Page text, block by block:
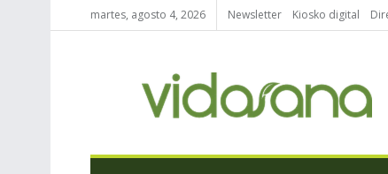
martes, agosto 4, 2026 Newsletter Kiosko digital